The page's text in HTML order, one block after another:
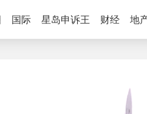
国际 星岛申诉王 财经 地